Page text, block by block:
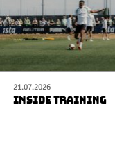
21.07.2026
INSIDE TRAINING